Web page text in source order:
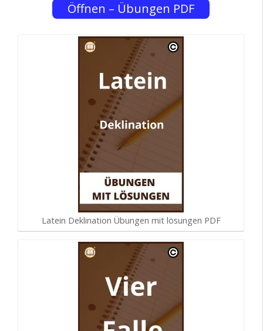
Öffnen – Übungen PDF
Latein Deklination Übungen mit lösungen PDF